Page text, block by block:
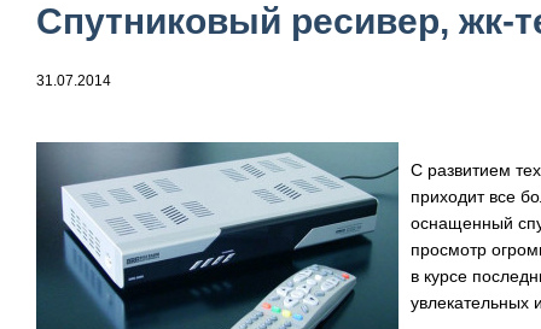
Спутниковый ресивер, жк-
31.07.2014
С развитием
приходит все
оснащенный
просмотр
в курсе
увлекательных